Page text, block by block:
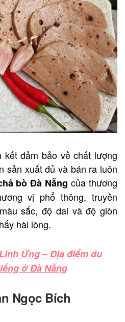
đảm bảo về chất lượng
sản xuất đủ và bán ra luôn
bò Đà Nẵngcủa thương
vị phổ thông, truyền
sắc, độ dai và độ giòn
hài lòng.
Ứng – Địa điểm du
ở Đà Nẵng
Ngọc Bích